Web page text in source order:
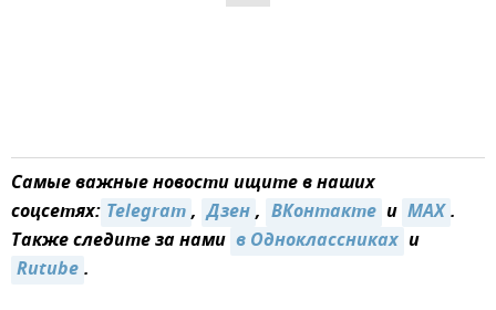
Самые важные новости ищите в наших
соцсетях: Telegram, Дзен, ВКонтакте и MAX.
Также следите за нами в Одноклассниках и
Rutube.